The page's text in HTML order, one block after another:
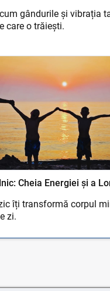
gândurile și vibrația
care o trăiești.
Cheia Energiei și a
îți transformă corpul
zi.